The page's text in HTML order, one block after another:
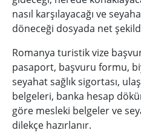
nasıl karşılayacağı ve
döneceği dosyada net
Romanya turistik vize
pasaport, başvuru formu,
seyahat sağlık sigortası,
belgeleri, banka hesap
göre mesleki belgeler ve
dilekçe hazırlanır.